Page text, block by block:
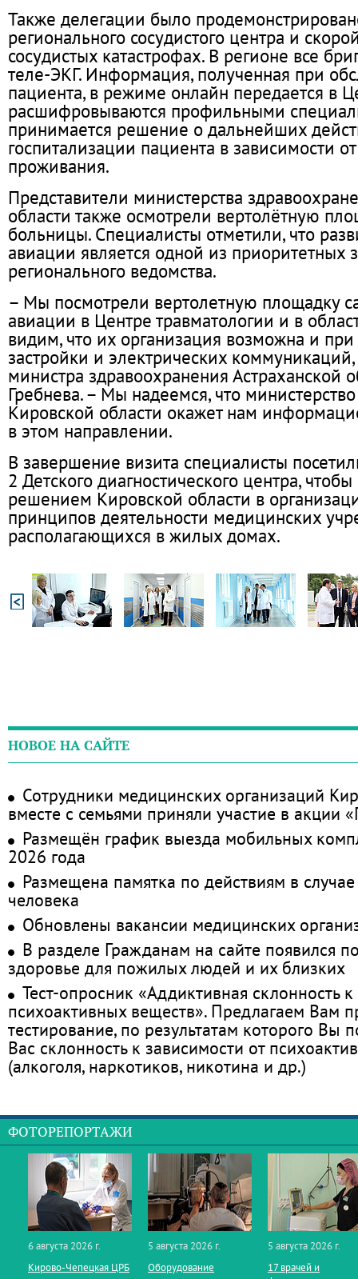
Также делегации было
регионального сосудистого центра и
сосудистых катастрофах. В регионе все
теле-ЭКГ. Информация, полученная при
пациента, в режиме онлайн передается в
расшифровываются профильными
принимается решение о дальнейших
госпитализации пациента в зависимости
проживания.
Представители министерства
области также осмотрели вертолётную
больницы. Специалисты отметили, что
авиации является одной из приоритетных
регионального ведомства.
– Мы посмотрели вертолетную площадку
авиации в Центре травматологии и в
видим, что их организация возможна и
застройки и электрических
министра здравоохранения Астраханской
Гребнева. – Мы надеемся, что
Кировской области окажет нам
в этом направлении.
В завершение визита специалисты
2 Детского диагностического центра,
решением Кировской области в
принципов деятельности медицинских
располагающихся в жилых домах.
НОВОЕ НА САЙТЕ
Сотрудники медицинских организаций
вместе с семьями приняли участие в акции
Размещён график выезда мобильных
2026 года
Размещена памятка по действиям в
человека
Обновлены вакансии медицинских
В разделе Гражданам на сайте появился
здоровье для пожилых людей и их близких
Тест-опросник «Аддиктивная склонность
психоактивных веществ». Предлагаем Вам
тестирование, по результатам которого Вы
Вас склонность к зависимости от
(алкоголя, наркотиков, никотина и др.)
ФОТОРЕПОРТАЖИ
6 августа 2026 г.
Кирово‑Чепецкая ЦРБ
5 августа 2026 г.
Оборудование
5 августа 2026 г.
17 врачей и